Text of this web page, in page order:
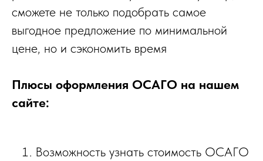
сможете не только подобрать самое
выгодное предложение по минимальной
цене, но и сэкономить время
Плюсы оформления ОСАГО на нашем
сайте:
Возможность узнать стоимость ОСАГО